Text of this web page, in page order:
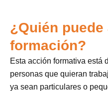
¿Quién
formación?
Esta acción formativa está
personas que quieran
ya sean particulares o